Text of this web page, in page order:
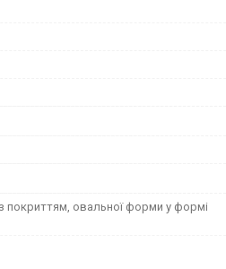
покриттям, овальної форми у формі